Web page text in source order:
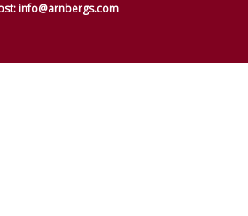
info@arnbergs.com